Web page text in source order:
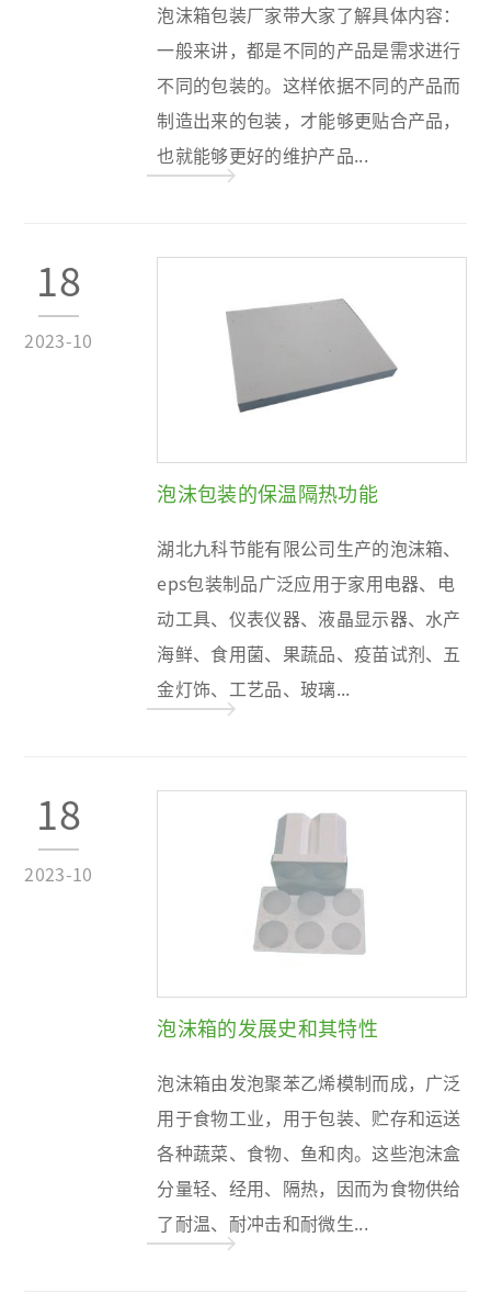
泡沫箱包装厂家带大家了解具体内容：
一般来讲，都是不同的产品是需求进行
不同的包装的。这样依据不同的产品而
制造出来的包装，才能够更贴合产品，
也就能够更好的维护产品...
18
2023-10
泡沫包装的保温隔热功能
湖北九科节能有限公司生产的泡沫箱、
eps包装制品广泛应用于家用电器、电
动工具、仪表仪器、液晶显示器、水产
海鲜、食用菌、果蔬品、疫苗试剂、五
金灯饰、工艺品、玻璃...
18
2023-10
泡沫箱的发展史和其特性
泡沫箱由发泡聚苯乙烯模制而成，广泛
用于食物工业，用于包装、贮存和运送
各种蔬菜、食物、鱼和肉。这些泡沫盒
分量轻、经用、隔热，因而为食物供给
了耐温、耐冲击和耐微生...